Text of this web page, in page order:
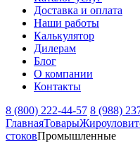
Доставка и оплата
Наши работы
Калькулятор
Дилерам
Блог
О компании
Контакты
8 (800) 222-44-57 8 (988)
ГлавнаяТовары
стоковПромышленные